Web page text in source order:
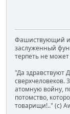
Фашиствующий
заслуженный
терпеть не
"Да здравствуют
атомную войну,
потомство,
товарищи!.." (c)